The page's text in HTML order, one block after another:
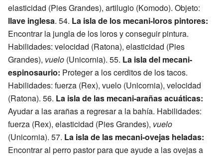
elasticidad (Pies Grandes), artilugio (Komodo). Objeto:
llave inglesa. 54. La isla de los mecani-loros pintores:
Encontrar la jungla de los loros y conseguir pintura.
Habilidades: velocidad (Ratona), elasticidad (Pies
Grandes), vuelo (Unicornia). 55. La isla del mecani-
espinosaurio: Proteger a los cerditos de los tacos.
Habilidades: fuerza (Rex), vuelo (Unicornia), velocidad
(Ratona). 56. La isla de las mecani-arañas acuáticas:
Ayudar a las arañas a regresar a la bahía. Habilidades:
fuerza (Rex), elasticidad (Pies Grandes), vuelo
(Unicornia). 57. La isla de las mecani-ovejas heladas:
Encontrar al perro pastor para que ayude a las ovejas a